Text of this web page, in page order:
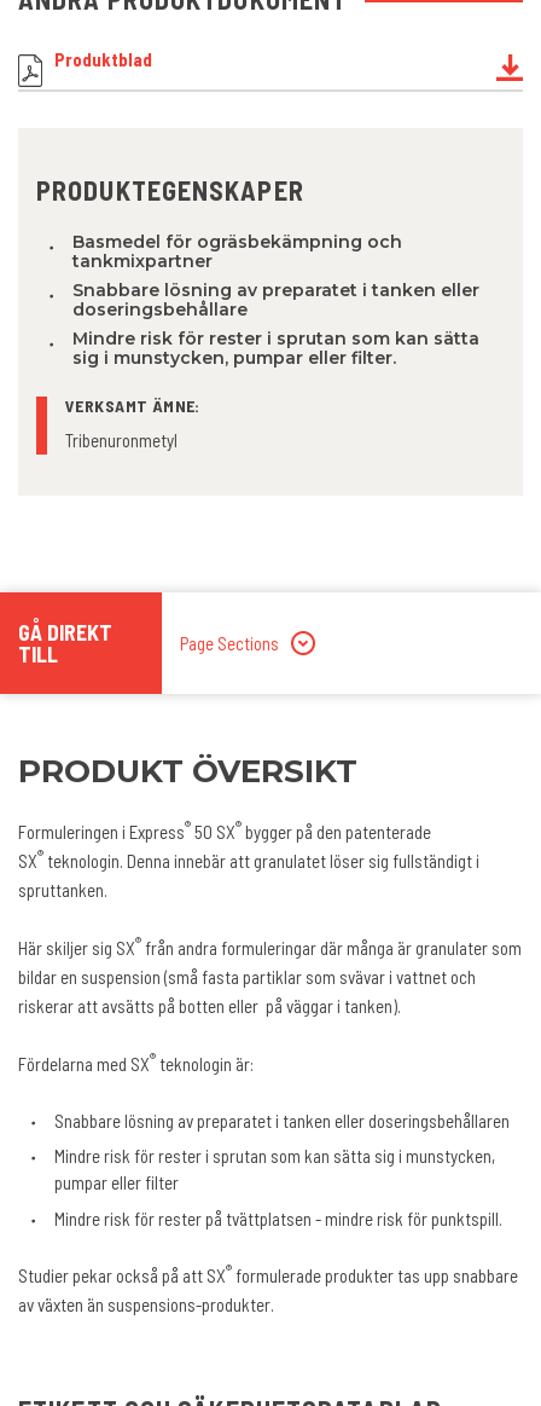
PRODUKTEGENSKAPER
Basmedel för ogräsbekämpning och
tankmixpartner
Snabbare lösning av preparatet i tanken eller
doseringsbehållare
Mindre risk för rester i sprutan som kan sätta
sig i munstycken, pumpar eller filter.
VERKSAMT ÄMNE:
Tribenuronmetyl
Produktblad
GÅ DIREKT
TILL
Page Sections
PRODUKT ÖVERSIKT
Formuleringen i Express® 50 SX® bygger på den patenterade
SX® teknologin. Denna innebär att granulatet löser sig fullständigt i
spruttanken.
Här skiljer sig SX® från andra formuleringar där många är granulater som
bildar en suspension (små fasta partiklar som svävar i vattnet och
riskerar att avsätts på botten eller på väggar i tanken).
Fördelarna med SX® teknologin är:
Snabbare lösning av preparatet i tanken eller doseringsbehållaren
Mindre risk för rester i sprutan som kan sätta sig i munstycken,
pumpar eller filter
Mindre risk för rester på tvättplatsen - mindre risk för punktspill.
Studier pekar också på att SX® formulerade produkter tas upp snabbare
av växten än suspensions-produkter.